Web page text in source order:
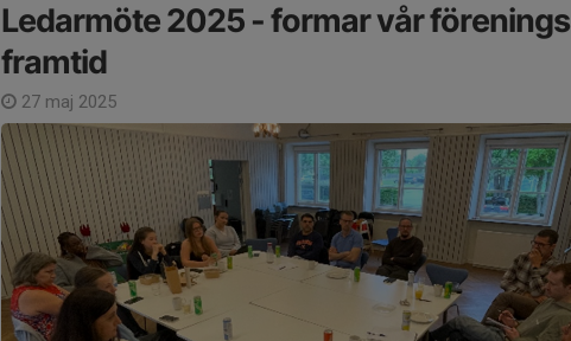
Ledarmöte 2025 - formar vår förenings
framtid
27 maj 2025